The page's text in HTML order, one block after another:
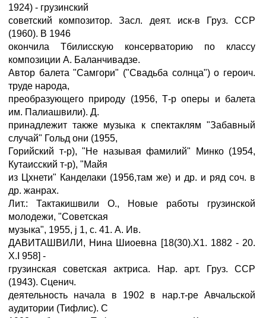
1924) - грузинский
советский композитор. Засл. деят. иск-в Груз. ССР
(1960). В 1946
окончила Тбилисскую консерваторию по классу
композиции А. Баланчивадзе.
Автор балета "Самгори" ("Свадьба солнца") о героич.
труде народа,
преобразующего природу (1956, Т-р оперы и балета
им. Палиашвили). Д.
принадлежит также музыка к спектаклям "Забавный
случай" Гольд они (1955,
Горийский т-р), "Не называя фамилий" Минко (1954,
Кутаисский т-р), "Майя
из Цхнети" Канделаки (1956,там же) и др. и ряд соч. в
др. жанрах.
Лит.: Тактакишвили О., Новые работы грузинской
молодежи, "Советская
музыка", 1955, ј 1, с. 41. А. Ив.
ДАВИТАШВИЛИ, Нина Шиоевна [18(30).Х1. 1882 - 20.
X.I 958] -
грузинская советская актриса. Нар. арт. Груз. ССР
(1943). Сценич.
деятельность начала в 1902 в нар.т-ре Авчальской
аудитории (Тифлис). С